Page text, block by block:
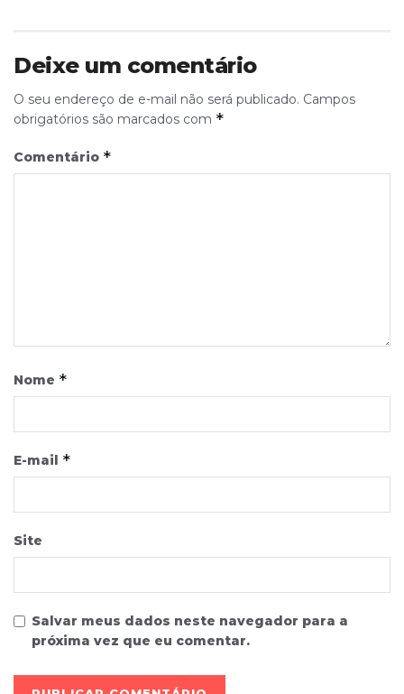
Deixe um comentário
O seu endereço de e-mail não será publicado. Campos
obrigatórios são marcados com *
Comentário *
Nome *
E-mail *
Site
Salvar meus dados neste navegador para a
próxima vez que eu comentar.